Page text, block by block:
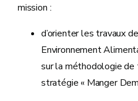
mission :
d’orienter les travaux
Environnement
sur la méthodologie de
stratégie « Manger